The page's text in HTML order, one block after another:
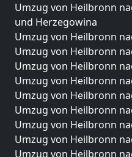
Umzug von Heilbronn
und Herzegowina
Umzug von Heilbronn
Umzug von Heilbronn
Umzug von Heilbronn
Umzug von Heilbronn
Umzug von Heilbronn
Umzug von Heilbronn
Umzug von Heilbronn
Umzug von Heilbronn
Umzug von Heilbronn